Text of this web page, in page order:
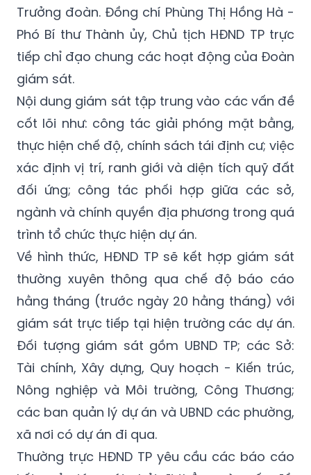
Trưởng đoàn. Đồng chí Phùng Thị Hồng Hà -
Phó Bí thư Thành ủy, Chủ tịch HĐND TP trực
tiếp chỉ đạo chung các hoạt động của Đoàn
giám sát.
Nội dung giám sát tập trung vào các vấn đề
cốt lõi như: công tác giải phóng mặt bằng,
thực hiện chế độ, chính sách tái định cư; việc
xác định vị trí, ranh giới và diện tích quỹ đất
đối ứng; công tác phối hợp giữa các sở,
ngành và chính quyền địa phương trong quá
trình tổ chức thực hiện dự án.
Về hình thức, HĐND TP sẽ kết hợp giám sát
thường xuyên thông qua chế độ báo cáo
hằng tháng (trước ngày 20 hằng tháng) với
giám sát trực tiếp tại hiện trường các dự án.
Đối tượng giám sát gồm UBND TP; các Sở:
Tài chính, Xây dựng, Quy hoạch - Kiến trúc,
Nông nghiệp và Môi trường, Công Thương;
các ban quản lý dự án và UBND các phường,
xã nơi có dự án đi qua.
Thường trực HĐND TP yêu cầu các báo cáo